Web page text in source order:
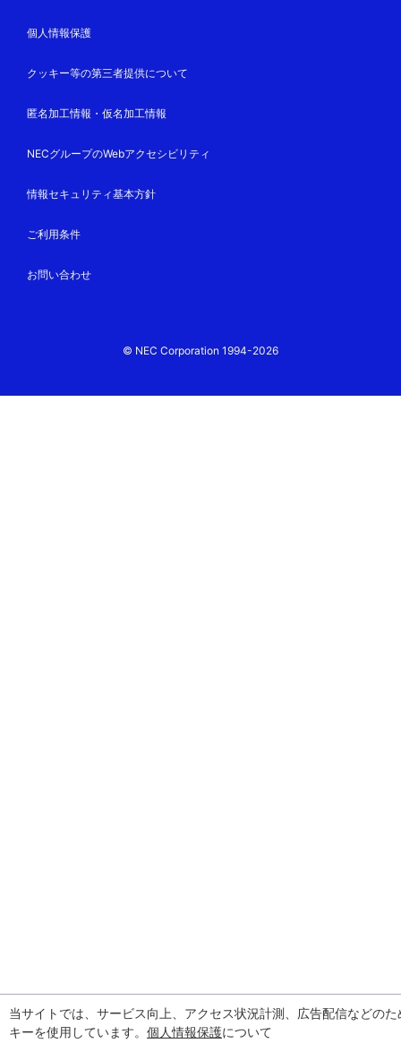
当サイトでは、サービス向上、アクセス状況計測、広告配信などのた
キーを使用しています。 個人情報保護について
個人情報保護
クッキー等の第三者提供について
匿名加工情報・仮名加工情報
NECグループのWebアクセシビリティ
情報セキュリティ基本方針
ご利用条件
お問い合わせ
© NEC Corporation 1994-2026